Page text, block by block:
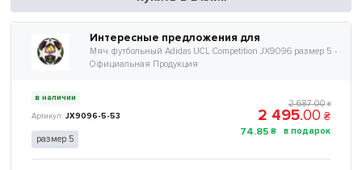
Интересные предложения для
Мяч футбольный Adidas UCL Competition JX9096 размер 5 -
Официальная Продукция
в наличии
JX9096-5-53
размер 5
2 687.00 ₴
2 495.00 ₴
74.85 ₴